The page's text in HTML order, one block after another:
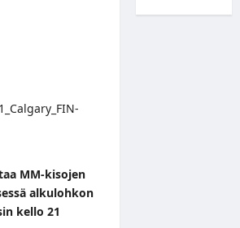
MM-kisojen
alkulohkon
kello 21